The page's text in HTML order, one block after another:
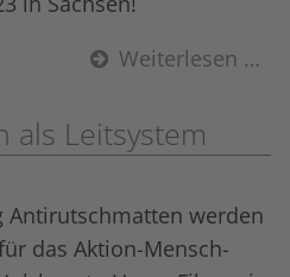
Weiterlesen …
als Leitsystem
werden
das Aktion-Mensch-